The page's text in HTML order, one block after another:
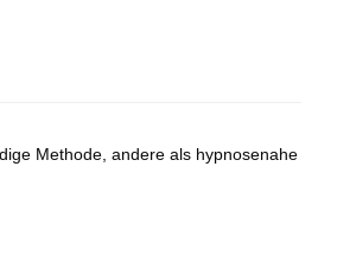
Methode, andere als hypnosenahe